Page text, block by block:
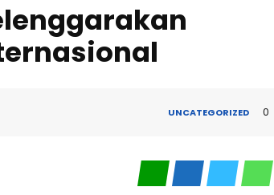
UNCATEGORIZED 0